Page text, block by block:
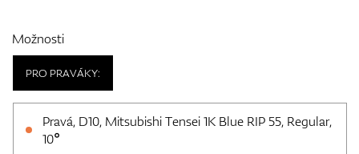
Možnosti
PRO PRAVÁKY:
Pravá, D10, Mitsubishi Tensei 1K Blue RIP 55, Regular,
10°